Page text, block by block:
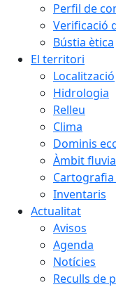
Perfil de
Verificació
Bústia ètica
El territori
Localització
Hidrologia
Relleu
Clima
Dominis
Àmbit
Inventaris
Actualitat
Avisos
Agenda
Notícies
Reculls de